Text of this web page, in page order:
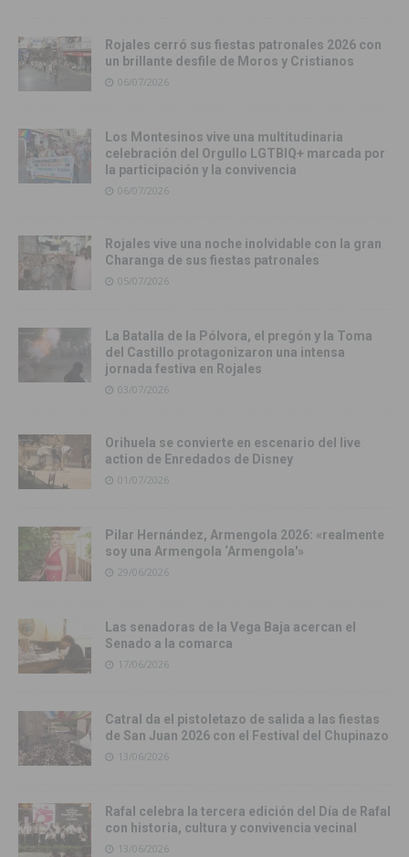
Rojales cerró sus fiestas patronales 2026 con
un brillante desfile de Moros y Cristianos
06/07/2026
Los Montesinos vive una multitudinaria
celebración del Orgullo LGTBIQ+ marcada por
la participación y la convivencia
06/07/2026
Rojales vive una noche inolvidable con la gran
Charanga de sus fiestas patronales
05/07/2026
La Batalla de la Pólvora, el pregón y la Toma
del Castillo protagonizaron una intensa
jornada festiva en Rojales
03/07/2026
Orihuela se convierte en escenario del live
action de Enredados de Disney
01/07/2026
Pilar Hernández, Armengola 2026: «realmente
soy una Armengola ‘Armengola'»
29/06/2026
Las senadoras de la Vega Baja acercan el
Senado a la comarca
17/06/2026
Catral da el pistoletazo de salida a las fiestas
de San Juan 2026 con el Festival del Chupinazo
13/06/2026
Rafal celebra la tercera edición del Día de Rafal
con historia, cultura y convivencia vecinal
13/06/2026